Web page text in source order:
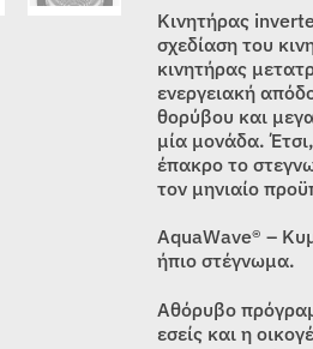
Κινητήρας
σχεδίαση του
κινητήρας
ενεργειακή
θορύβου και
μία μονάδα.
έπακρο το
τον μηνιαίο
AquaWave® –
ήπιο στέγνωμα.
Αθόρυβο
εσείς και η